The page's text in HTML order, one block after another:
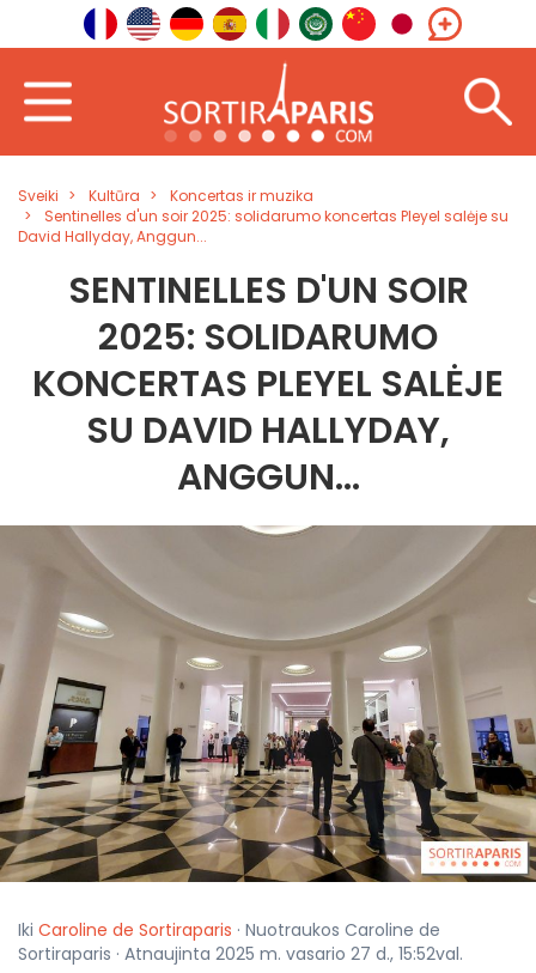
Sveiki Kultūra
Koncertas ir muzika
Sentinelles d'un soir 2025: solidarumo koncertas Pleyel salėje su
David Hallyday, Anggun...
SENTINELLES D'UN SOIR
2025: SOLIDARUMO
KONCERTAS PLEYEL SALĖJE
SU DAVID HALLYDAY,
ANGGUN...
Iki Caroline de Sortiraparis · Nuotraukos Caroline de
Sortiraparis · Atnaujinta 2025 m. vasario 27 d., 15:52val.